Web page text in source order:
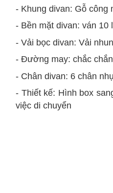
- Khung divan: Gỗ công
- Bền mặt divan: ván 10
- Vải bọc divan: Vải
- Đường may: chắc
- Chân divan: 6 chân
- Thiết kế: Hình box
việc di chuyển